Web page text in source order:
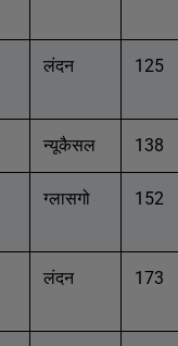
लंदन 125
न्यूकैसल 138
ग्लासगो 152
लंदन 173